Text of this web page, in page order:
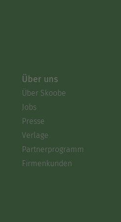
Über uns
Über Skoobe
Jobs
Presse
Verlage
Partnerprogramm
Firmenkunden